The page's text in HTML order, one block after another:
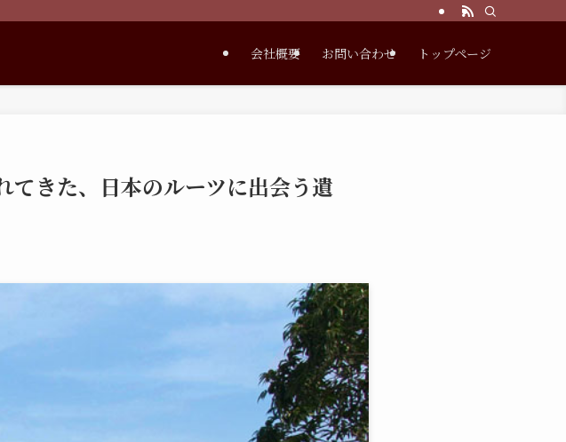
会社概要 お問い合わせ トップページ
きた、日本のルーツに出会う遺